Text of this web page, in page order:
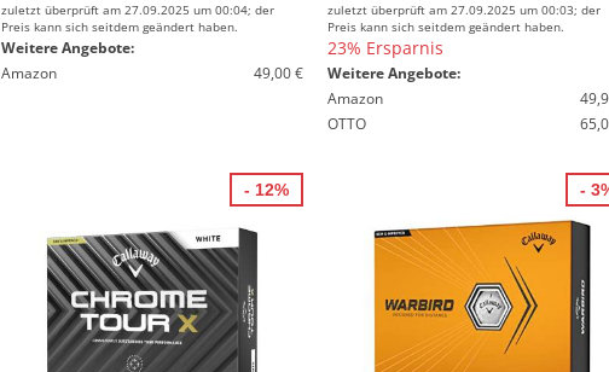
zuletzt überprüft am 27.09.2025 um 00:04; der
Preis kann sich seitdem geändert haben.
Weitere Angebote:
Amazon
49,00 €
zuletzt überprüft am 27.09.2025 um 00:03; der
Preis kann sich seitdem geändert haben.
23% Ersparnis
Weitere Angebote:
Amazon
OTTO
- 12% -